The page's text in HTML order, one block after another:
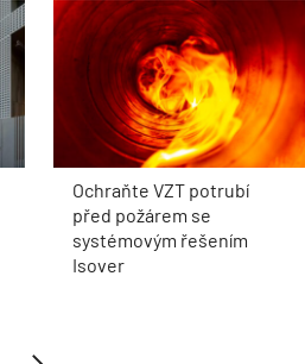
Ochraňte VZT potrubí
před požárem se
systémovým řešením
Isover